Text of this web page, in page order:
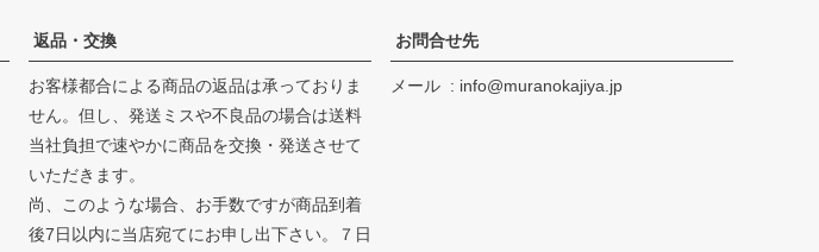
返品・交換
お客様都合による商品の返品は承っておりま
せん。但し、発送ミスや不良品の場合は送料
当社負担で速やかに商品を交換・発送させて
いただきます。
尚、このような場合、お手数ですが商品到着
後7日以内に当店宛てにお申し出下さい。７日
お問合せ先
メール info@muranokajiya.jp